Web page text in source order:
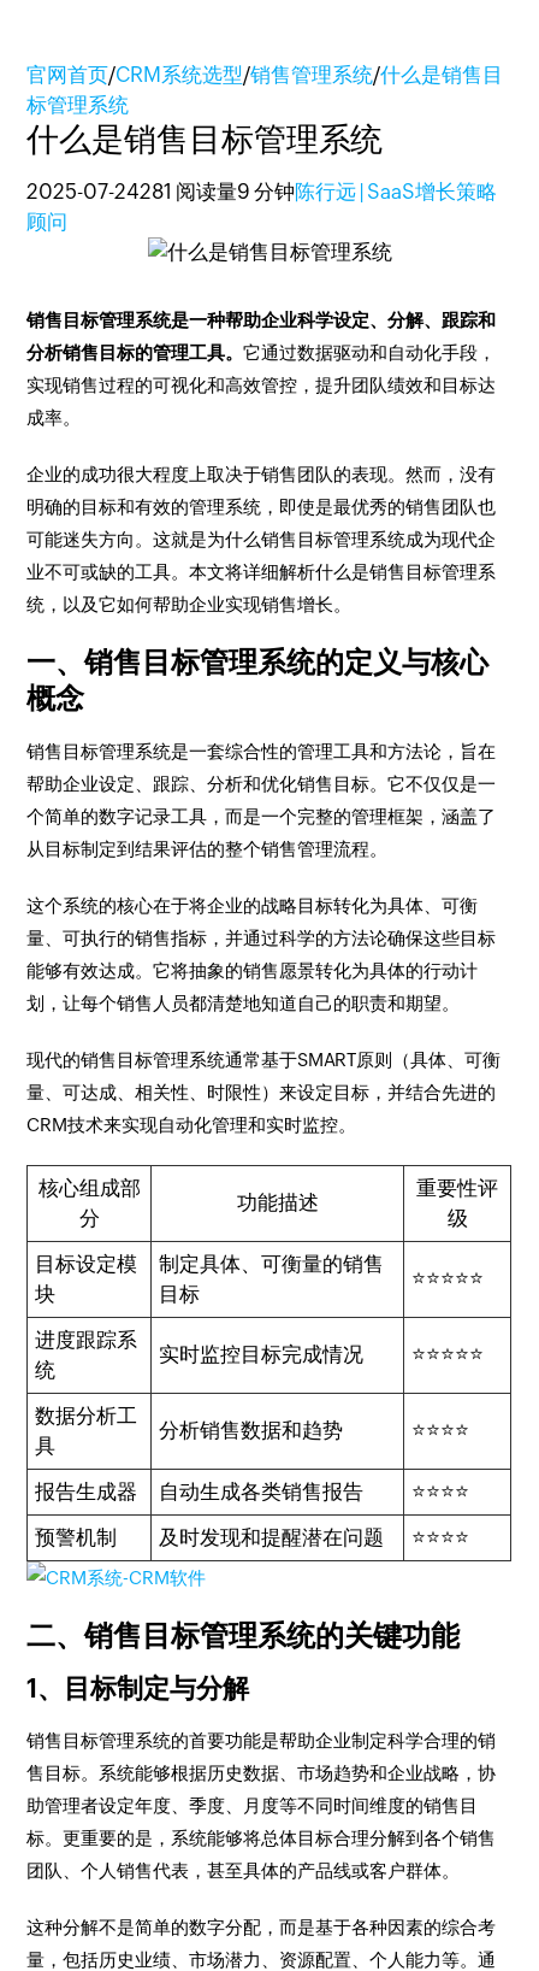
官网首页/CRM系统选型/销售管理系统/什么是销售目
标管理系统
什么是销售目标管理系统
2025-07-24281 阅读量9 分钟陈行远 | SaaS增长策略
顾问
销售目标管理系统是一种帮助企业科学设定、分解、跟踪和
分析销售目标的管理工具。它通过数据驱动和自动化手段，
实现销售过程的可视化和高效管控，提升团队绩效和目标达
成率。
企业的成功很大程度上取决于销售团队的表现。然而，没有
明确的目标和有效的管理系统，即使是最优秀的销售团队也
可能迷失方向。这就是为什么销售目标管理系统成为现代企
业不可或缺的工具。本文将详细解析什么是销售目标管理系
统，以及它如何帮助企业实现销售增长。
一、销售目标管理系统的定义与核心
概念
销售目标管理系统是一套综合性的管理工具和方法论，旨在
帮助企业设定、跟踪、分析和优化销售目标。它不仅仅是一
个简单的数字记录工具，而是一个完整的管理框架，涵盖了
从目标制定到结果评估的整个销售管理流程。
这个系统的核心在于将企业的战略目标转化为具体、可衡
量、可执行的销售指标，并通过科学的方法论确保这些目标
能够有效达成。它将抽象的销售愿景转化为具体的行动计
划，让每个销售人员都清楚地知道自己的职责和期望。
现代的销售目标管理系统通常基于SMART原则（具体、可衡
量、可达成、相关性、时限性）来设定目标，并结合先进的
CRM技术来实现自动化管理和实时监控。
核心组成部
分
功能描述
重要性评
级
目标设定模
块
制定具体、可衡量的销售
目标
⭐⭐⭐⭐⭐
进度跟踪系
统
实时监控目标完成情况 ⭐⭐⭐⭐⭐
数据分析工
具
分析销售数据和趋势 ⭐⭐⭐⭐
报告生成器 自动生成各类销售报告
⭐⭐⭐⭐
预警机制
及时发现和提醒潜在问题 ⭐⭐⭐⭐
二、销售目标管理系统的关键功能
1、目标制定与分解
销售目标管理系统的首要功能是帮助企业制定科学合理的销
售目标。系统能够根据历史数据、市场趋势和企业战略，协
助管理者设定年度、季度、月度等不同时间维度的销售目
标。更重要的是，系统能够将总体目标合理分解到各个销售
团队、个人销售代表，甚至具体的产品线或客户群体。
这种分解不是简单的数字分配，而是基于各种因素的综合考
量，包括历史业绩、市场潜力、资源配置、个人能力等。通